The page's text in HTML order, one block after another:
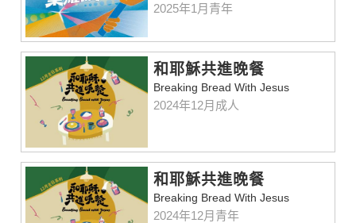
2025年1月青年
和耶穌共進晚餐
Breaking Bread With Jesus
2024年12月成人
和耶穌共進晚餐
Breaking Bread With Jesus
2024年12月青年